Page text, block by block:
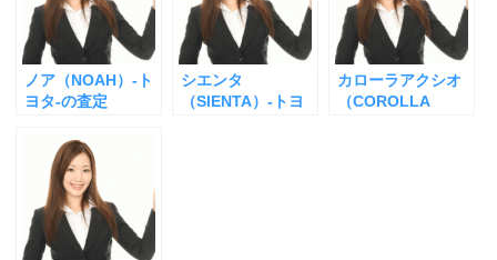
ノア（NOAH）-ト
ヨタ-の査定
シエンタ
（SIENTA）-トヨ
カローラアクシオ
（COROLLA